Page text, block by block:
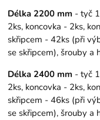
Délka 2200 mm - tyč
2ks, koncovka - 2ks,
skřipcem - 42ks (při
se skřipcem), šrouby a
Délka 2400 mm - tyč
2ks, koncovka - 2ks,
skřipcem - 46ks (při
se skřipcem), šrouby a